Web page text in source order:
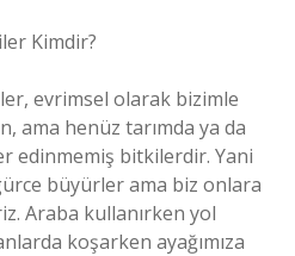
Kimdir?
evrimsel olarak bizimle
ama henüz tarımda ya da
edinmemiş bitkilerdir. Yani
büyürler ama biz onlara
Araba kullanırken yol
koşarken ayağımıza